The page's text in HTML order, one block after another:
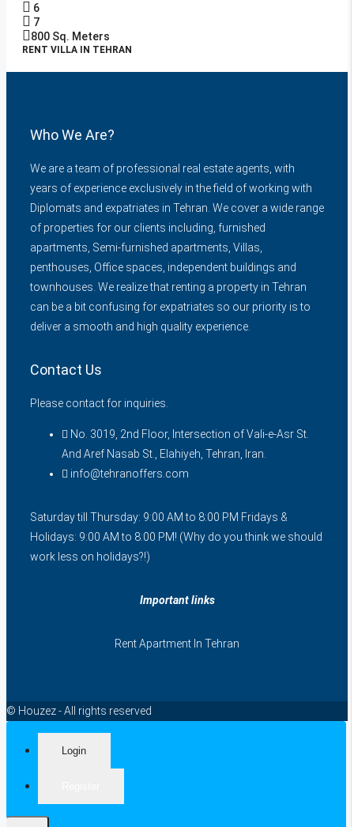
6
7
800 Sq. Meters
RENT VILLA IN TEHRAN
Who We Are?
We are a team of professional real estate agents, with
years of experience exclusively in the field of working with
Diplomats and expatriates in Tehran. We cover a wide range
of properties for our clients including, furnished
apartments, Semi-furnished apartments, Villas,
penthouses, Office spaces, independent buildings and
townhouses. We realize that renting a property in Tehran
can be a bit confusing for expatriates so our priority is to
deliver a smooth and high quality experience.
Contact Us
Please contact for inquiries.
No. 3019, 2nd Floor, Intersection of Vali-e-Asr St.
And Aref Nasab St., Elahiyeh, Tehran, Iran.
info@tehranoffers.com
Saturday till Thursday: 9:00 AM to 8:00 PM Fridays &
Holidays: 9:00 AM to 8:00 PM! (Why do you think we should
work less on holidays?!)
Important links
Rent Apartment In Tehran
© Houzez - All rights reserved
Login